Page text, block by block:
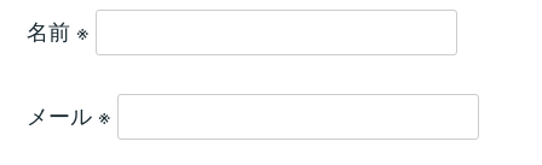
名前 ※
メール ※